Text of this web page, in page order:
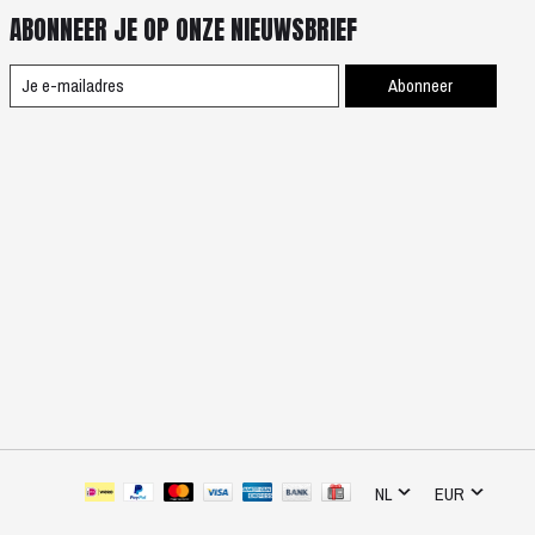
ABONNEER JE OP ONZE NIEUWSBRIEF
Abonneer
NL EUR